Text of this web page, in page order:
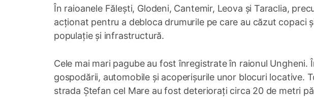
În raioanele Fălești, Glodeni, Cantemir, Leova și Taraclia,
acționat pentru a debloca drumurile pe care au căzut copaci
populație și infrastructură.
Cele mai mari pagube au fost înregistrate în raionul
gospodării, automobile și acoperișurile unor blocuri locative.
strada Ștefan cel Mare au fost deteriorați circa 20 de metri